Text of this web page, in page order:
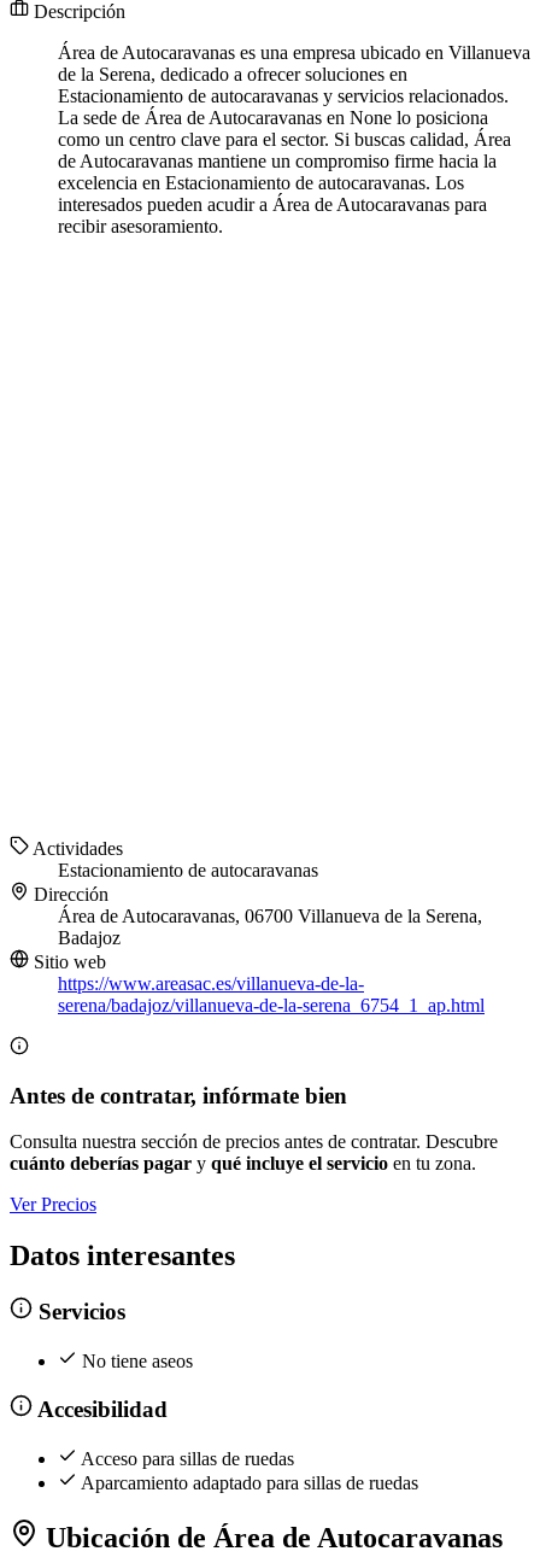
Descripción
Área de Autocaravanas es una empresa ubicado en Villanueva
de la Serena, dedicado a ofrecer soluciones en
Estacionamiento de autocaravanas y servicios relacionados.
La sede de Área de Autocaravanas en None lo posiciona
como un centro clave para el sector. Si buscas calidad, Área
de Autocaravanas mantiene un compromiso firme hacia la
excelencia en Estacionamiento de autocaravanas. Los
interesados pueden acudir a Área de Autocaravanas para
recibir asesoramiento.
Actividades
Estacionamiento de autocaravanas
Dirección
Área de Autocaravanas, 06700 Villanueva de la Serena,
Badajoz
Sitio web
https://www.areasac.es/villanueva-de-la-
serena/badajoz/villanueva-de-la-serena_6754_1_ap.html
Antes de contratar, infórmate bien
Consulta nuestra sección de precios antes de contratar. Descubre
cuánto deberías pagar y qué incluye el servicio en tu zona.
Ver Precios
Datos interesantes
Servicios
No tiene aseos
Accesibilidad
Acceso para sillas de ruedas
Aparcamiento adaptado para sillas de ruedas
Ubicación de Área de Autocaravanas